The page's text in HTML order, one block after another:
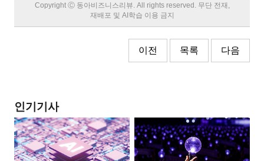
Copyright Ⓒ 동아비즈니스리뷰. All rights reserved. 무단 전재,
재배포 및 AI학습 이용 금지
이전 목록 다음
인기기사